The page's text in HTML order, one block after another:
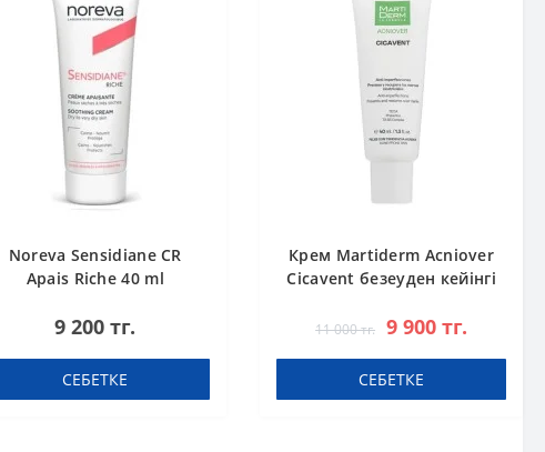
Noreva Sensidiane CR
Apais Riche 40 ml
9 200 тг.
СЕБЕТКЕ
Крем Martiderm Acniover
Cicavent безеуден кейінгі
жою үшін 40 мл
11 000 тг. 9 900 тг.
СЕБЕТКЕ